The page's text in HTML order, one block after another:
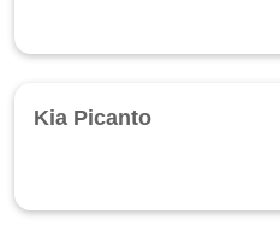
Kia Picanto